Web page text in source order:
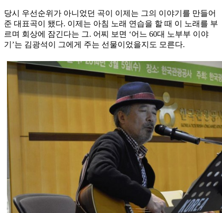
당시 우선순위가 아니었던 곡이 이제는 그의 이야기를 만들어
준 대표곡이 됐다. 이제는 아침 노래 연습을 할 때 이 노래를 부
르며 회상에 잠긴다는 그. 어찌 보면 ‘어느 60대 노부부 이야
기’는 김광석이 그에게 주는 선물이었을지도 모른다.